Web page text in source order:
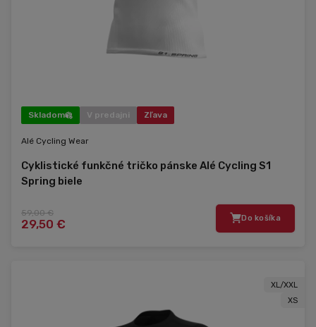
Skladom V predajni Zľava
Alé Cycling Wear
Cyklistické funkčné tričko pánske Alé Cycling S1
Spring biele
59,00 €
29,50 € Do košíka
XL/XXL
XS